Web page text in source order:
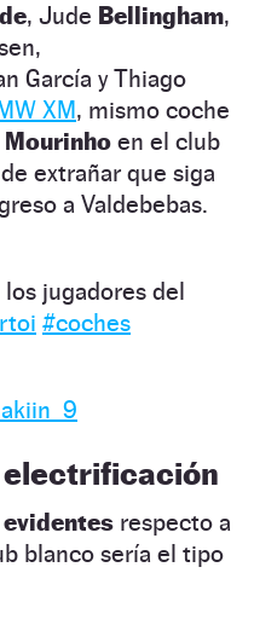
, Jude Bellingham,
García y Thiago
XM, mismo coche
Mourinho en el club
extrañar que siga
a Valdebebas.
jugadores del
#coches
electrificación
respecto a
blanco sería el tipo